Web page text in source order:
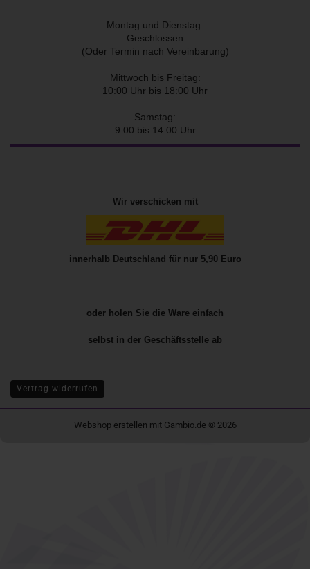
Montag und Dienstag:
Geschlossen
(Oder Termin nach Vereinbarung)
Mittwoch bis Freitag:
10:00 Uhr bis 18:00 Uhr
Samstag:
9:00 bis 14:00 Uhr
Wir verschicken mit
innerhalb Deutschland für nur 5,90 Euro
oder holen Sie die Ware einfach
selbst in der Geschäftsstelle ab
Vertrag widerrufen
Webshop erstellen mit Gambio.de © 2026